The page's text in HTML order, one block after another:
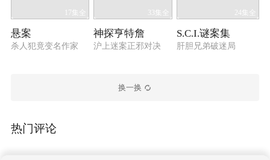
17集全
悬案
杀人犯竟变名作家
33集全
神探亨特詹
沪上迷案正邪对决
24集全
S.C.I.谜案集
肝胆兄弟破迷局
换一换
热门评论